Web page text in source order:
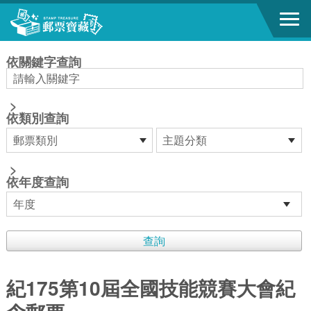
跳到主要內容區塊
依關鍵字查詢
>
依類別查詢
>
依年度查詢
紀175第10屆全國技能競賽大會紀